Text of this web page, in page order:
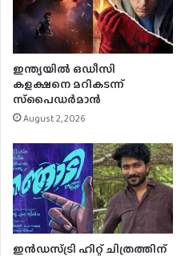
ഇന്ത്യയിൽ ഒഡീസി
കളക്ഷനെ മറികടന്ന്
സ്‌പൈഡർമാൻ
August 2, 2026
ഇൻഡസ്ട്രി ഹിറ്റ് ചിത്രത്തിന്